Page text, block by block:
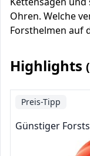
Ohren. Welche
Forsthelmen auf
Highlights
Preis-Tipp
Günstiger